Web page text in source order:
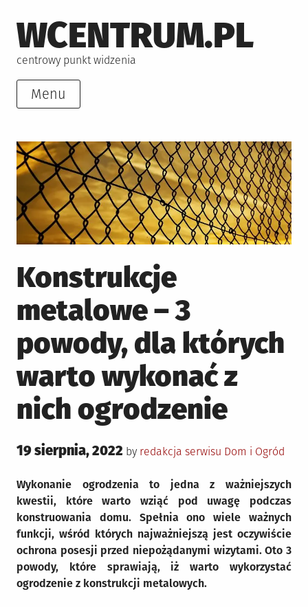
to
content
WCENTRUM.PL
centrowy punkt widzenia
Menu
Konstrukcje
metalowe – 3
powody, dla których
warto wykonać z
nich ogrodzenie
Posted
19 sierpnia, 2022 by redakcja serwisu Posted
Dom i Ogród
Wykonanie ogrodzenia to jedna z ważniejszych
kwestii, które warto wziąć pod uwagę podczas
konstruowania domu. Spełnia ono wiele ważnych
funkcji, wśród których najważniejszą jest oczywiście
ochrona posesji przed niepożądanymi wizytami. Oto 3
powody, które sprawiają, iż warto wykorzystać
ogrodzenie z konstrukcji metalowych.